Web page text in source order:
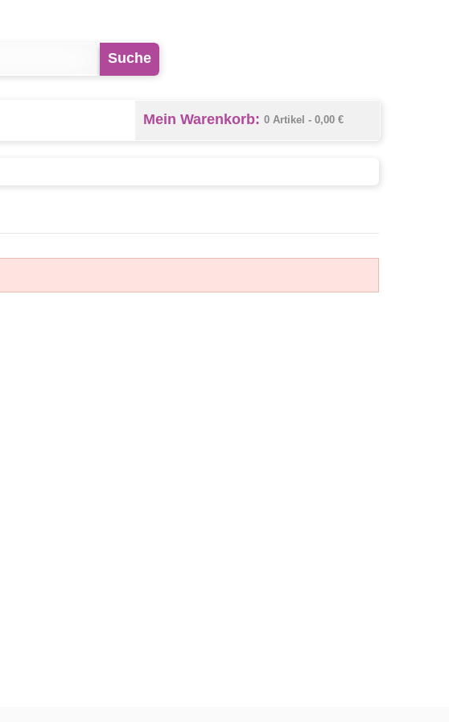
Suche
Mein Warenkorb: 0 Artikel - 0,00 €